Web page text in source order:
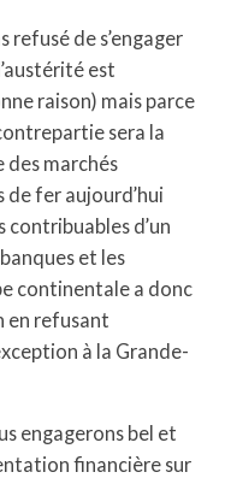
refusé de s’engager
est
raison) mais parce
sera la
des marchés
de fer aujourd’hui
contribuables d’un
et les
continentale a donc
en refusant
à la Grande-
engagerons bel et
financière sur